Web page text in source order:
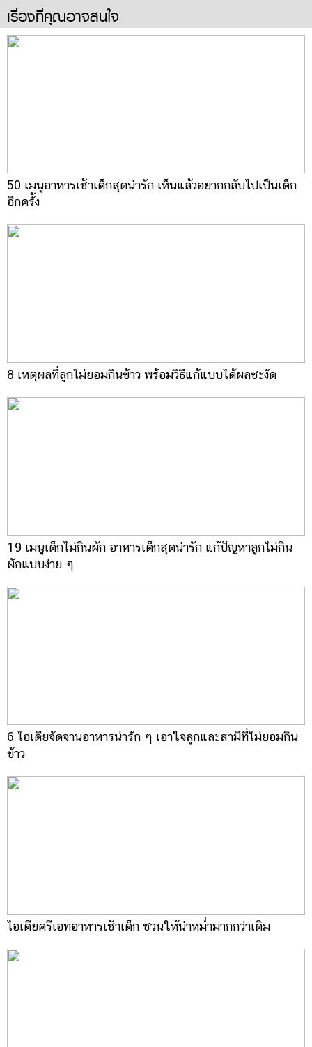
เรื่องที่คุณอาจสนใจ
50 เมนูอาหารเช้าเด็กสุดน่ารัก เห็นแล้วอยากกลับไปเป็นเด็ก
อีกครั้ง
8 เหตุผลที่ลูกไม่ยอมกินข้าว พร้อมวิธีแก้แบบได้ผลชะงัด
19 เมนูเด็กไม่กินผัก อาหารเด็กสุดน่ารัก แก้ปัญหาลูกไม่กิน
ผักแบบง่าย ๆ
6 ไอเดียจัดจานอาหารน่ารัก ๆ เอาใจลูกและสามีที่ไม่ยอมกิน
ข้าว
ไอเดียครีเอทอาหารเช้าเด็ก ชวนให้น่าหม่ำมากกว่าเดิม